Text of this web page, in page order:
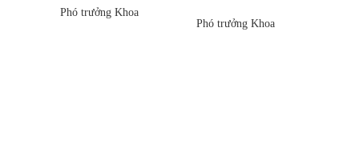
Phó trưởng Khoa
Phó trưởng Khoa